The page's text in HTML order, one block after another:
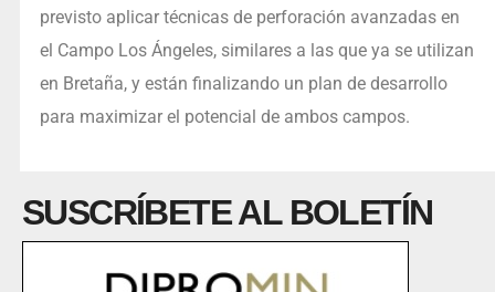
previsto aplicar técnicas de perforación avanzadas en
el Campo Los Ángeles, similares a las que ya se utilizan
en Bretaña, y están finalizando un plan de desarrollo
para maximizar el potencial de ambos campos.
SUSCRÍBETE AL BOLETÍN